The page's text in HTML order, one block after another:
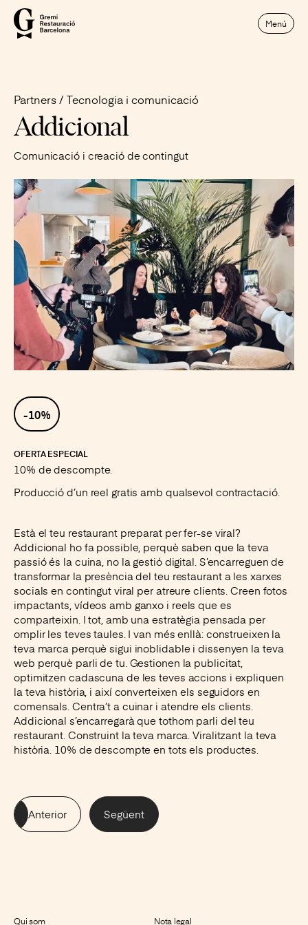
Menú
Partners Tecnologia i comunicació
Addicional
Comunicació i creació de contingut
-10%
OFERTA ESPECIAL
10% de descompte.
Producció d’un reel gratis amb qualsevol contractació.
Està el teu restaurant preparat per fer-se viral?
Addicional ho fa possible, perquè saben que la teva
passió és la cuina, no la gestió digital. S’encarreguen de
transformar la presència del teu restaurant a les xarxes
socials en contingut viral per atreure clients. Creen fotos
impactants, vídeos amb ganxo i reels que es
comparteixin. I tot, amb una estratègia pensada per
omplir les teves taules. I van més enllà: construeixen la
teva marca perquè sigui inoblidable i dissenyen la teva
web perquè parli de tu. Gestionen la publicitat,
optimitzen cadascuna de les teves accions i expliquen
la teva història, i així converteixen els seguidors en
comensals. Centra’t a cuinar i atendre els clients.
Addicional s’encarregarà que tothom parli del teu
restaurant. Construint la teva marca. Viralitzant la teva
història. 10% de descompte en tots els productes.
Anterior Següent
Qui som Nota legal